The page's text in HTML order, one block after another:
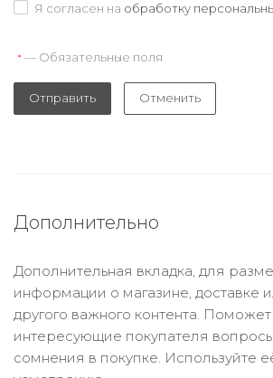
Я согласен на обработку
* — Обязательные поля
Отправить Отменить
Дополнительно
Дополнительная вкладка, для
информации о магазине, доставке
другого важного контента. Поможет
интересующие покупателя
сомнения в покупке. Используйте